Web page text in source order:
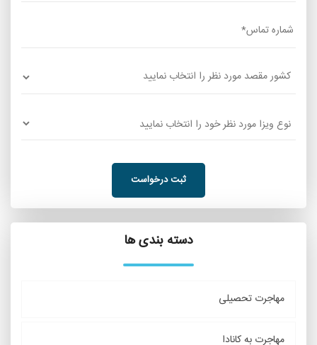
ثبت درخواست
دسته بندی ها
مهاجرت تحصیلی
مهاجرت به کانادا